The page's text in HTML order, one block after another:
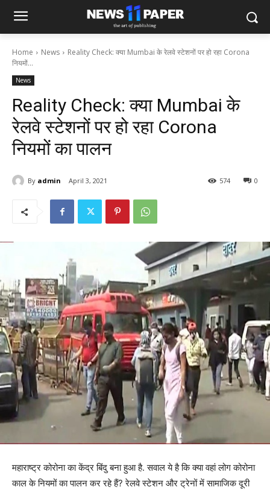
Home News
Reality Check: क्या Mumbai के रेलवे स्टेशनों पर हो रहा Corona
नियमों...
News
Reality Check: क्या Mumbai के
रेलवे स्टेशनों पर हो रहा Corona
नियमों का पालन
By admin April 3, 2021 0
574
महाराष्ट्र कोरोना का केंद्र बिंदु बना हुआ है. सवाल ये है कि क्या वहां लोग कोरोना
काल के नियमों का पालन कर रहे हैं? रेलवे स्टेशन और ट्रेनों में सामाजिक दूरी